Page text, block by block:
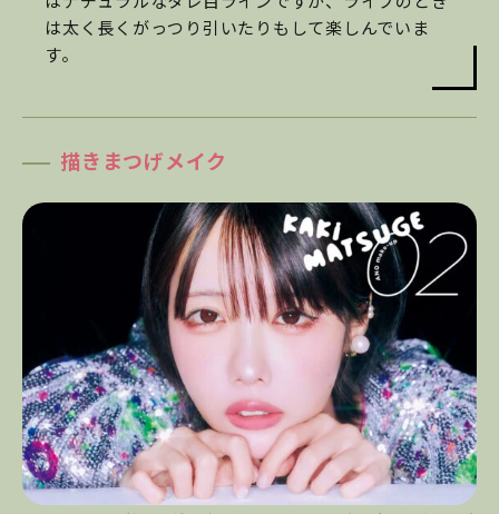
は太く長くがっつり引いたりもして楽しんでいま
す。
描きまつげメイク